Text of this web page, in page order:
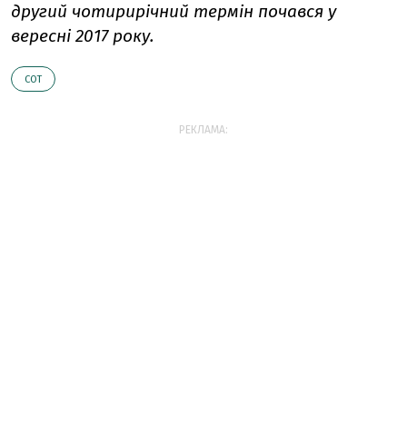
другий чотирирічний термін почався у
вересні 2017 року.
СОТ
РЕКЛАМА: